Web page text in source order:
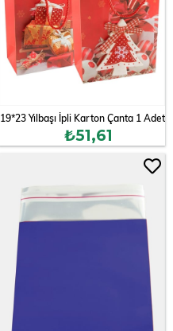
19*23 Yılbaşı İpli Karton Çanta 1 Adet
₺51,61